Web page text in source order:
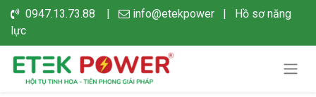
0947.13.73.88 | info@etekpower |
Hồ sơ năng
lực